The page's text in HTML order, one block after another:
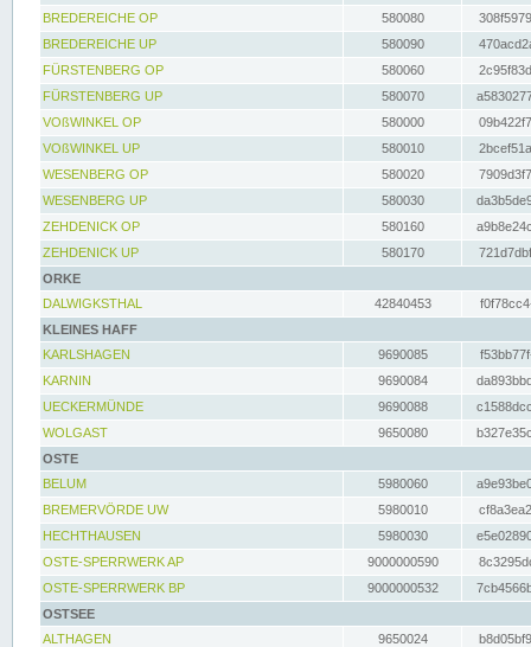
BREDEREICHE OP
580080
BREDEREICHE UP
580090
FÜRSTENBERG OP
580060
FÜRSTENBERG UP
580070
VOßWINKEL OP
580000
VOßWINKEL UP
580010
WESENBERG OP
580020
WESENBERG UP
580030
ZEHDENICK OP
580160
ZEHDENICK UP
580170
ORKE
DALWIGKSTHAL
42840453
KLEINES HAFF
KARLSHAGEN
9690085
KARNIN
9690084
UECKERMÜNDE
9690088
WOLGAST
9650080
OSTE
BELUM
5980060
BREMERVÖRDE UW
5980010
HECHTHAUSEN
5980030
OSTE-SPERRWERK AP
9000000590
OSTE-SPERRWERK BP
9000000532
OSTSEE
ALTHAGEN
9650024